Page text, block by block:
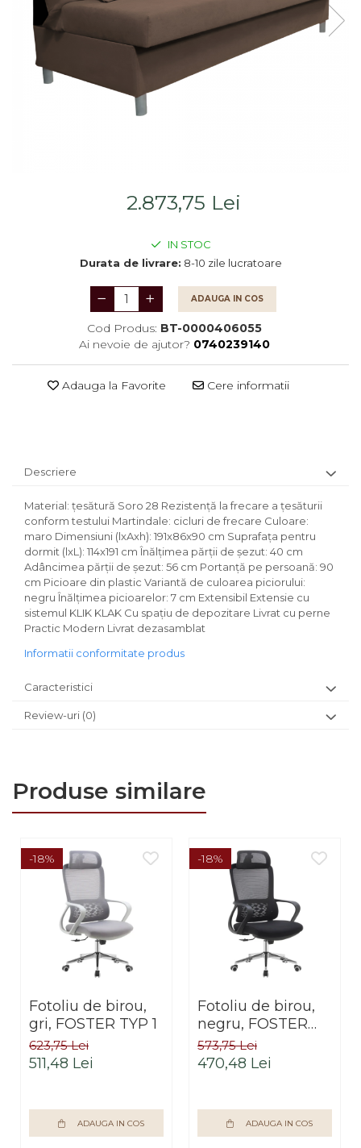
Scaune living/dining
Set mobilier Living
Seturi masa +scaune
dining
Seturi dormitoare
complete
Suporturi
saltea/Somiere/Gratii
2.873,75 Lei
IN STOC
Durata de livrare: 8-10 zile lucratoare
ADAUGA IN COS
Cod Produs: BT-0000406055
Ai nevoie de ajutor? 0740239140
Adauga la Favorite Cere informatii
Descriere
Material: ţesătură Soro 28 Rezistenţă la frecare a ţesăturii
conform testului Martindale: cicluri de frecare Culoare:
maro Dimensiuni (lxAxh): 191x86x90 cm Suprafaţa pentru
dormit (lxL): 114x191 cm Înălţimea părţii de şezut: 40 cm
Adâncimea părţii de şezut: 56 cm Portanţă pe persoană: 90
cm Picioare din plastic Variantă de culoarea piciorului:
negru Înălţimea picioarelor: 7 cm Extensibil Extensie cu
sistemul KLIK KLAK Cu spaţiu de depozitare Livrat cu perne
Practic Modern Livrat dezasamblat
Informatii conformitate produs
Caracteristici
Review-uri (0)
Produse similare
-18%
Fotoliu de birou,
gri, FOSTER TYP 1
623,75 Lei
511,48 Lei
ADAUGA IN COS
-18%
Fotoliu de birou,
negru, FOSTER
TYP 1
573,75 Lei
470,48 Lei
ADAUGA IN COS